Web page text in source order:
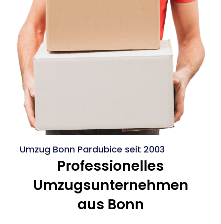
Umzug Bonn Pardubice seit 2003
Professionelles
Umzugsunternehmen
aus Bonn